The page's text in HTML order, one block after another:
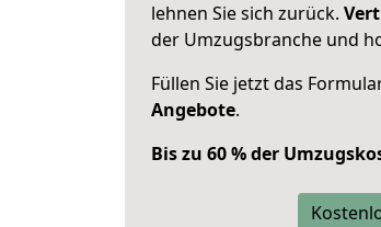
lehnen Sie sich zurück.
der Umzugsbranche und
Füllen Sie jetzt das
Angebote.
Bis zu 60 % der